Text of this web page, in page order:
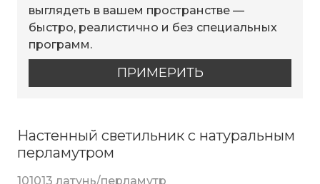
выглядеть в вашем пространстве —
быстро, реалистично и без специальных
программ.
ПРИМЕРИТЬ
Настенный светильник с натуральным
перламутром
101013 латунь/перламутр